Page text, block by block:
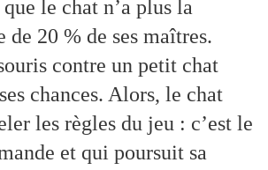
le chat n’a plus la
de 20 % de ses maîtres.
contre un petit chat
chances. Alors, le chat
les règles du jeu : c’est le
et qui poursuit sa